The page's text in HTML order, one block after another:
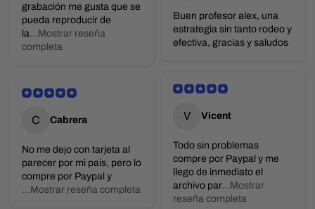
grabación me gusta que se
pueda reproducir de
la...Mostrar reseña
completa
Buen profesor alex, una
estrategia sin tanto rodeo y
efectiva, gracias y saludos
V Vicent
Todo sin problemas
compre por Paypal y me
llego de inmediato el
archivo par...Mostrar
reseña completa
C Cabrera
No me dejo con tarjeta al
parecer por mi pais, pero lo
compre por Paypal y
...Mostrar reseña completa